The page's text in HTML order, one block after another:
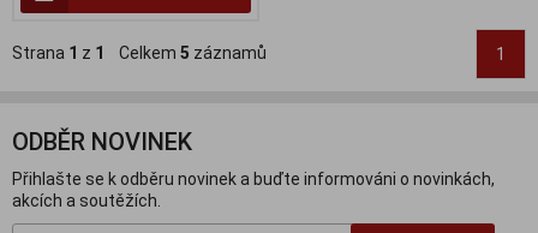
Strana 1 z 1 Celkem 5 záznamů 1
ODBĚR NOVINEK
Přihlašte se k odběru novinek a buďte informováni o novinkách,
akcích a soutěžích.